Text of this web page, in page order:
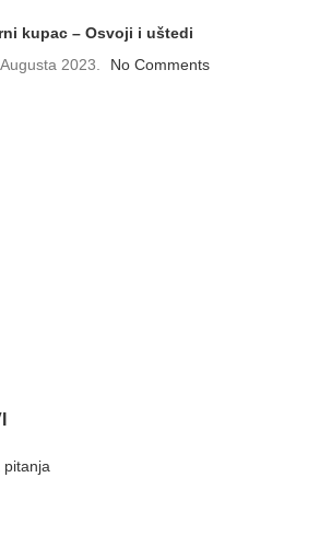
kupac – Osvoji i uštedi
2023.
No Comments
pitanja